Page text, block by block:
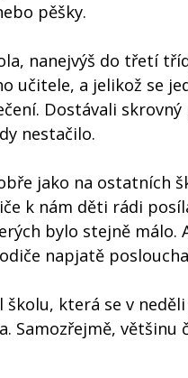
pěšky.
nanejvýš do třetí
učitele, a jelikož se
Dostávali
nestačilo.
jako na ostatních
k nám děti rádi
bylo stejně málo.
napjatě
která se v
Samozřejmě,